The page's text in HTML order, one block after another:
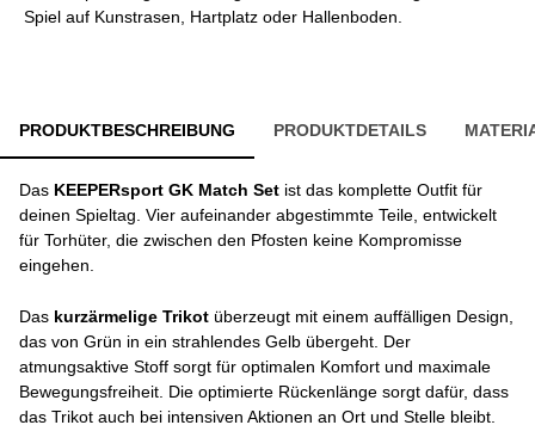
Spiel auf Kunstrasen, Hartplatz oder Hallenboden.
PRODUKTBESCHREIBUNG PRODUKTDETAILS
Das KEEPERsport GK Match Set ist das komplette Outfit für
deinen Spieltag. Vier aufeinander abgestimmte Teile, entwickelt
für Torhüter, die zwischen den Pfosten keine Kompromisse
eingehen.
Das kurzärmelige Trikot überzeugt mit einem auffälligen Design,
das von Grün in ein strahlendes Gelb übergeht. Der
atmungsaktive Stoff sorgt für optimalen Komfort und maximale
Bewegungsfreiheit. Die optimierte Rückenlänge sorgt dafür, dass
das Trikot auch bei intensiven Aktionen an Ort und Stelle bleibt.